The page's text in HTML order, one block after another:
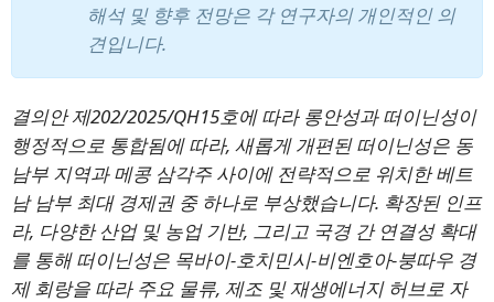
해석 및 향후 전망은 각 연구자의 개인적인 의
견입니다.
결의안 제202/2025/QH15호에 따라 롱안성과 떠이닌성이
행정적으로 통합됨에 따라, 새롭게 개편된 떠이닌성은 동
남부 지역과 메콩 삼각주 사이에 전략적으로 위치한 베트
남 남부 최대 경제권 중 하나로 부상했습니다. 확장된 인프
라, 다양한 산업 및 농업 기반, 그리고 국경 간 연결성 확대
를 통해 떠이닌성은 목바이-호치민시-비엔호아-붕따우 경
제 회랑을 따라 주요 물류, 제조 및 재생에너지 허브로 자